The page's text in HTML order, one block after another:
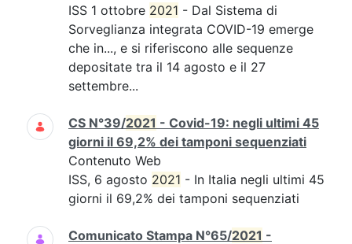
ISS 1 ottobre 2021 - Dal Sistema di
Sorveglianza integrata COVID-19 emerge
che in..., e si riferiscono alle sequenze
depositate tra il 14 agosto e il 27
settembre...
CS N°39/2021 - Covid-19: negli ultimi 45
giorni il 69,2% dei tamponi sequenziati
Contenuto Web
ISS, 6 agosto 2021 - In Italia negli ultimi 45
giorni il 69,2% dei tamponi sequenziati
Comunicato Stampa N°65/2021 -